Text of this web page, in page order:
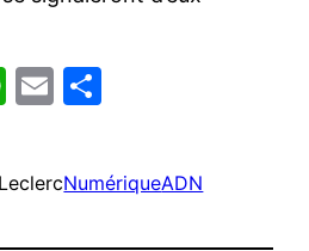
WhatsApp
Email
NumériqueADN